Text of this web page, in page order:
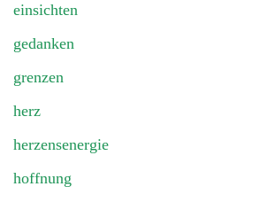
einsichten
gedanken
grenzen
herz
herzensenergie
hoffnung